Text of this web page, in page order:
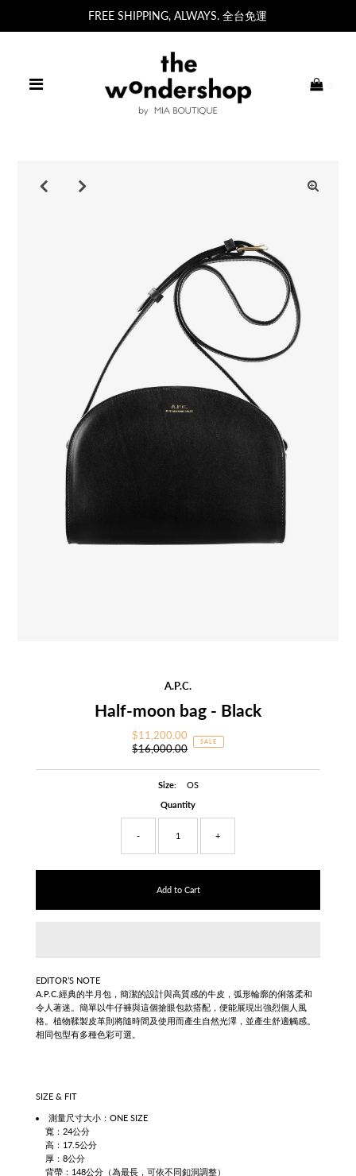
FREE SHIPPING, ALWAYS. 全台免運
A.P.C.
Half-moon bag - Black
Sale
Price
$11,200.00
Regular
$16,000.00
SALE
Size:
OS
Quantity
- +
EDITOR’S NOTE
A.P.C.經典的半月包，簡潔的設計與高質感的牛皮，弧形輪廓的俐落柔和
令人著迷。簡單以牛仔褲與這個搶眼包款搭配，便能展現出強烈個人風
格。 植物鞣製皮革則將隨時間及使用而產生自然光澤，並產生舒適觸感。
相同包型有多種色彩可選。
SIZE & FIT
測量尺寸大小：ONE SIZE
寬：24公分
高：17.5公分
厚：8公分
背帶：148公分（為最長，可依不同釦洞調整）